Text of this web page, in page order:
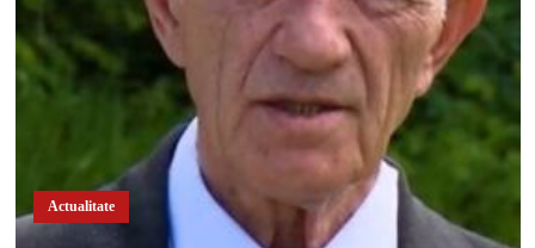
Info trafic - Accidente
Impact între două autoturisme pe o stradă din
Găești. Ambii șoferi au avut nevoie de îngrijiri
medicale
Actualitate
DIICOT a descins în pădure! Un bărbat de 51 de
ani a fost arestat după ce a înființat o cultură
Actualitate